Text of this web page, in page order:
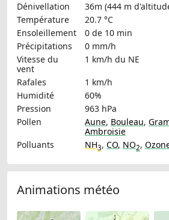
Dénivellation
36m (444 m
Température
20.7 °C
Ensoleillement
0 de 10 min
Précipitations
0 mm/h
Vitesse du
vent
1 km/h du NE
Rafales
1 km/h
Humidité
60%
Pression
963 hPa
Pollen
Aune, Bouleau,
Ambroisie
Polluants
NH3, CO, NO2,
Animations météo